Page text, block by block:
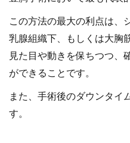
この方法の最大の利点は、
乳腺組織下、もしくは大胸
見た目や動きを保ちつつ、
ができることです。
また、手術後のダウンタイ
す。